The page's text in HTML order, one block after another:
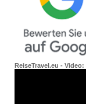
ReiseTravel.eu - Video: